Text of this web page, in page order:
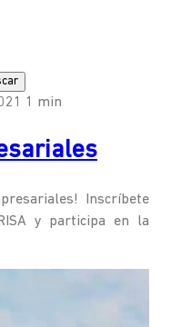
1 min
Inscríbete
y participa en la